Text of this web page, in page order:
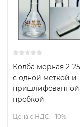
Колба мерная 2-
с одной меткой и
пришлифованной
пробкой
Цена с НДС: 10%